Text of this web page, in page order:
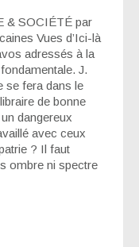
& SOCIÉTÉ par
Vues d’Ici-là
adressés à la
J.
se fera dans le
de bonne
dangereux
avec ceux
? Il faut
ombre ni spectre